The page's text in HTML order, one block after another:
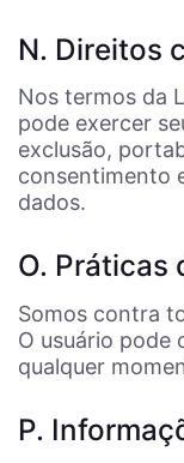
N. Direitos
Nos termos da
pode exercer
exclusão,
consentimento
dados.
O. Práticas
Somos contra
O usuário pode
qualquer
P.